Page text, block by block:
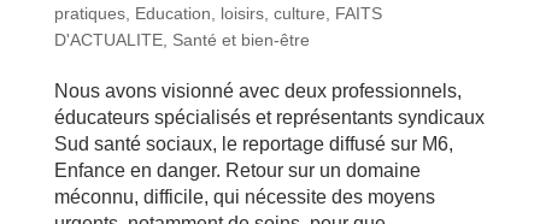
pratiques, Education, loisirs, culture
FAITS
D'ACTUALITE, Santé et bien-être
Nous avons visionné avec deux professionnels,
éducateurs spécialisés et représentants syndicaux
Sud santé sociaux, le reportage diffusé sur M6,
Enfance en danger. Retour sur un domaine
méconnu, difficile, qui nécessite des moyens